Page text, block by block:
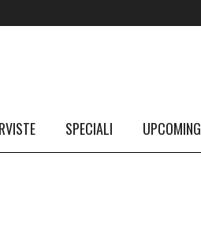
SPECIALI UPCOMING